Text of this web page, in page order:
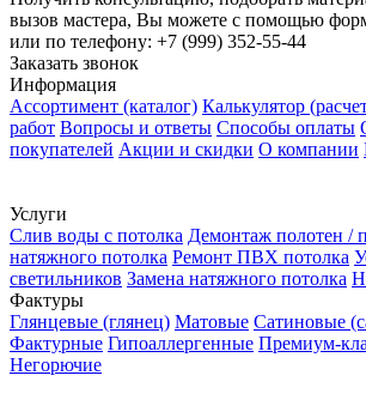
вызов мастера, Вы можете с помощью
или по телефону: +7 (999) 352-55-44
Заказать звонок
Информация
Ассортимент (каталог) Калькулятор
работ Вопросы и ответы Способы оплаты
покупателей Акции и скидки О компании
Услуги
Слив воды с потолка Демонтаж полотен /
натяжного потолка Ремонт ПВХ потолка
светильников Замена натяжного потолка
Фактуры
Глянцевые (глянец) Матовые Сатиновые
Фактурные Гипоаллергенные Премиум-
Негорючие